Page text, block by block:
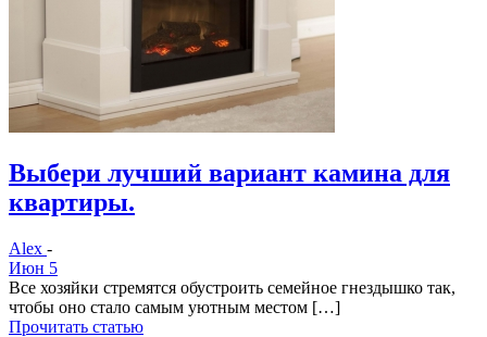
Выбери лучший вариант камина для
квартиры.
Alex -
Июн 5
Все хозяйки стремятся обустроить семейное гнездышко так,
чтобы оно стало самым уютным местом […]
Прочитать статью